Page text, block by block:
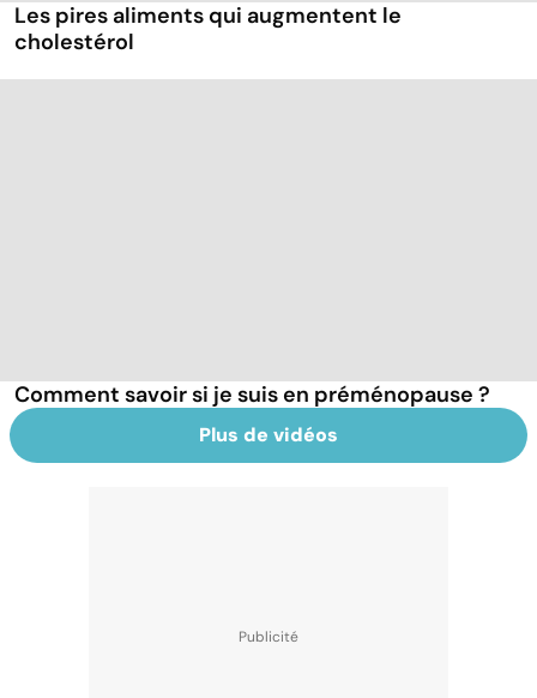
Les pires aliments qui augmentent le
cholestérol
Comment savoir si je suis en préménopause ?
Plus de vidéos